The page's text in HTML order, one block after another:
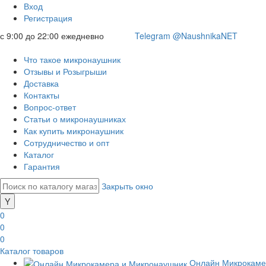
Вход
Регистрация
с 9:00 до 22:00 ежедневно
Telegram @NaushnikaNET
Что такое микронаушник
Отзывы и Розыгрыши
Доставка
Контакты
Вопрос-ответ
Статьи о микронаушниках
Как купить микронаушник
Сотрудничество и опт
Каталог
Гарантия
Закрыть окно
0
0
0
Каталог товаров
Онлайн